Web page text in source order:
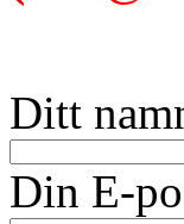
Ditt
Din E-